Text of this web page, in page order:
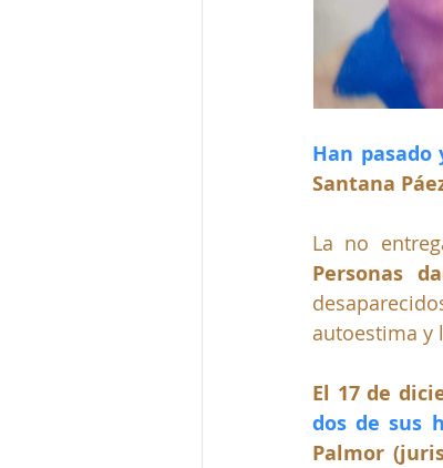
Han pasado
Santana
La no
Personas
autoestima y
El 17 de
dos de sus
Palmor